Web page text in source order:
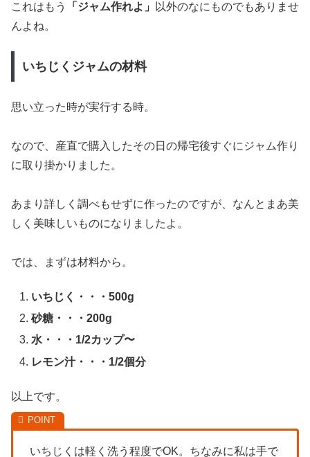
これはもう 「ジャム作れよ」
以外のなにものでもありませ
んよね。
いちじくジャムの材料
思い立った時が実行する時。
なので、産直で購入したその日の帰宅後すぐにジャム作り
に取り掛かりました。
あまり詳しく調べもせずに作ったのですが、なんとまあ美
しく美味しいものになりましたよ。
では、まずは材料から。
いちじく・・・500g
砂糖・・・200g
水・・・1/2カップ〜
レモン汁・・・1/2個分
以上です。
いちじくは軽く洗う程度でOK。ちなみに私は手で